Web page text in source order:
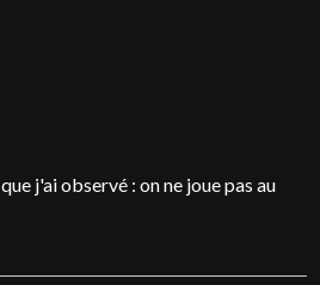
j'ai observé : on ne joue pas au